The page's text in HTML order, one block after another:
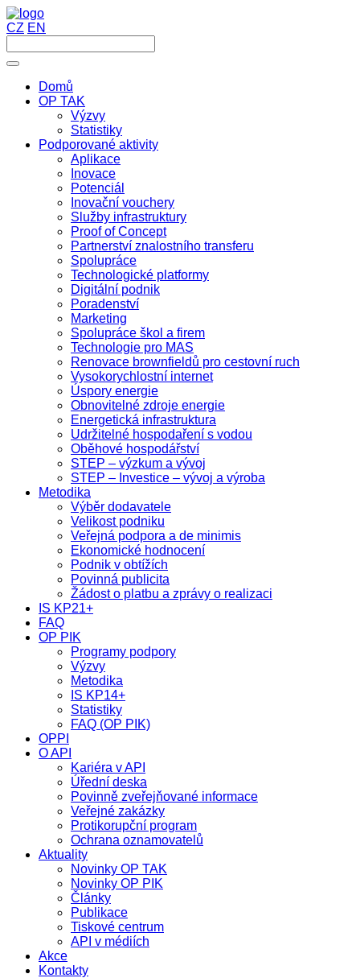
CZ EN
Domů
OP TAK
Výzvy
Statistiky
Podporované aktivity
Aplikace
Inovace
Potenciál
Inovační vouchery
Služby infrastruktury
Proof of Concept
Partnerství znalostního transferu
Spolupráce
Technologické platformy
Digitální podnik
Poradenství
Marketing
Spolupráce škol a firem
Technologie pro MAS
Renovace brownfieldů pro cestovní ruch
Vysokorychlostní internet
Úspory energie
Obnovitelné zdroje energie
Energetická infrastruktura
Udržitelné hospodaření s vodou
Oběhové hospodářství
STEP – výzkum a vývoj
STEP – Investice – vývoj a výroba
Metodika
Výběr dodavatele
Velikost podniku
Veřejná podpora a de minimis
Ekonomické hodnocení
Podnik v obtížích
Povinná publicita
Žádost o platbu a zprávy o realizaci
IS KP21+
FAQ
OP PIK
Programy podpory
Výzvy
Metodika
IS KP14+
Statistiky
FAQ (OP PIK)
OPPI
O API
Kariéra v API
Úřední deska
Povinně zveřejňované informace
Veřejné zakázky
Protikorupční program
Ochrana oznamovatelů
Aktuality
Novinky OP TAK
Novinky OP PIK
Články
Publikace
Tiskové centrum
API v médiích
Akce
Kontakty